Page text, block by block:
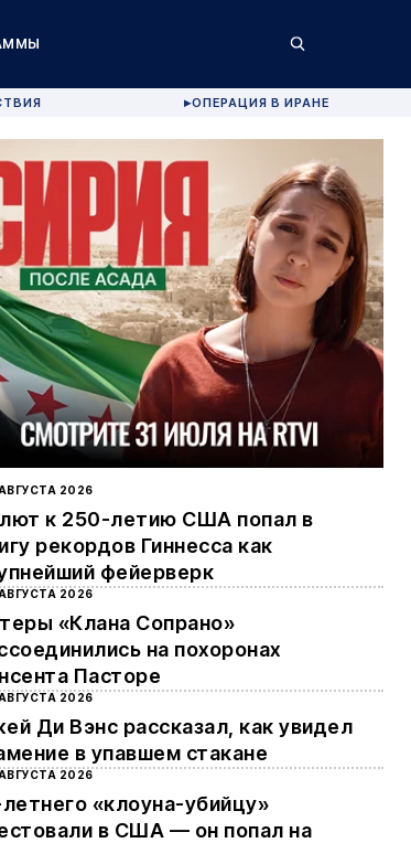
▶ОПЕРАЦИЯ В ИРАНЕ
2026
к 250-летию США попал в
рекордов Гиннесса как
фейерверк
2026
«Клана Сопрано»
на похоронах
Пасторе
2026
Ди Вэнс рассказал, как увидел
в упавшем стакане
2026
летнего «клоуна-убийцу»
в США — он попал на